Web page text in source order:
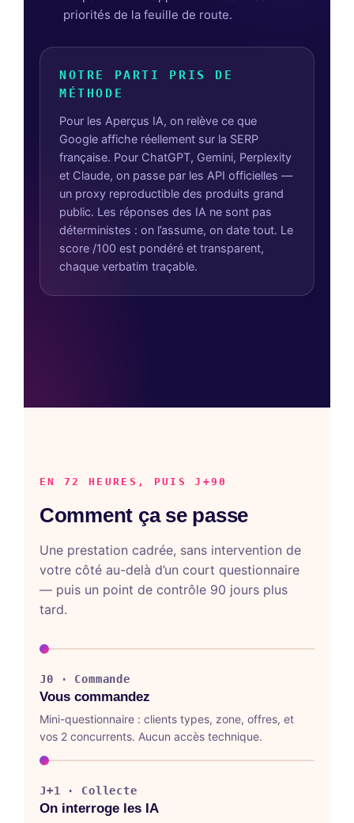
priorités de la feuille de route.
NOTRE PARTI PRIS DE
MÉTHODE
Pour les Aperçus IA, on relève ce que
Google affiche réellement sur la SERP
française. Pour ChatGPT, Gemini, Perplexity
et Claude, on passe par les API officielles —
un proxy reproductible des produits grand
public. Les réponses des IA ne sont pas
déterministes : on l’assume, on date tout. Le
score /100 est pondéré et transparent,
chaque verbatim traçable.
EN 72 HEURES, PUIS J+90
Comment ça se passe
Une prestation cadrée, sans intervention de
votre côté au-delà d’un court questionnaire
— puis un point de contrôle 90 jours plus
tard.
J0 · Commande
Vous commandez
Mini-questionnaire : clients types, zone, offres, et
vos 2 concurrents. Aucun accès technique.
J+1 · Collecte
On interroge les IA